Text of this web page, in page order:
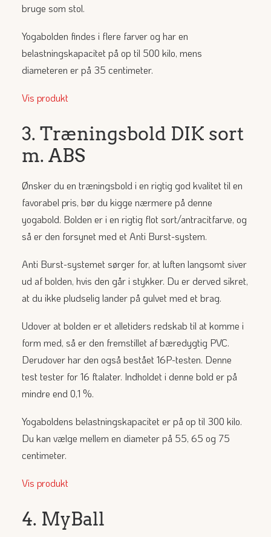
bruge som stol.
Yogabolden findes i flere farver og har en
belastningskapacitet på op til 500 kilo, mens
diameteren er på 35 centimeter.
Vis produkt
3. Træningsbold DIK sort
m. ABS
Ønsker du en træningsbold i en rigtig god kvalitet til en
favorabel pris, bør du kigge nærmere på denne
yogabold. Bolden er i en rigtig flot sort/antracitfarve, og
så er den forsynet med et Anti Burst-system.
Anti Burst-systemet sørger for, at luften langsomt siver
ud af bolden, hvis den går i stykker. Du er derved sikret,
at du ikke pludselig lander på gulvet med et brag.
Udover at bolden er et alletiders redskab til at komme i
form med, så er den fremstillet af bæredygtig PVC.
Derudover har den også bestået 16P-testen. Denne
test tester for 16 ftalater. Indholdet i denne bold er på
mindre end 0,1 %.
Yogaboldens belastningskapacitet er på op til 300 kilo.
Du kan vælge mellem en diameter på 55, 65 og 75
centimeter.
Vis produkt
4. MyBall